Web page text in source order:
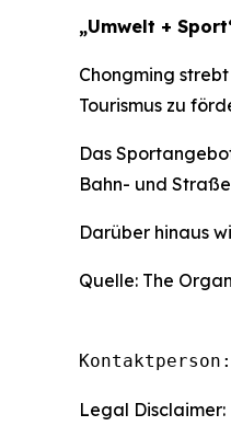
„Umwelt +
Chongming
Tourismus zu
Das
Bahn- und
Darüber hinaus
Quelle: The
Legal Disclaimer: